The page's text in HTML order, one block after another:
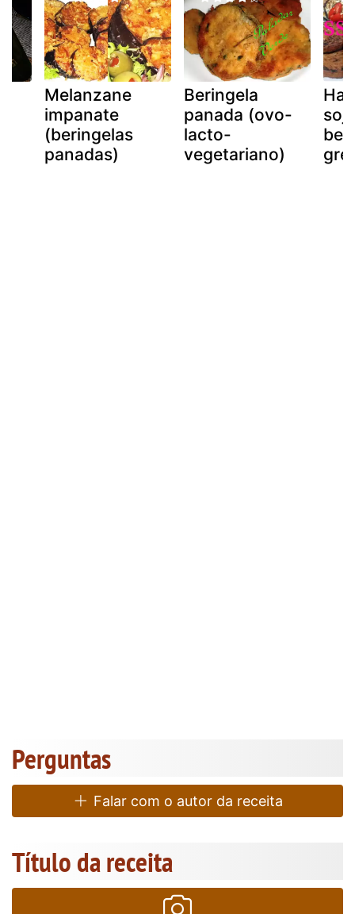
Melanzane
impanate
(beringelas
panadas)
Beringela
panada (ovo-
lacto-
vegetariano)
Perguntas
Falar com o autor da receita
Título da receita